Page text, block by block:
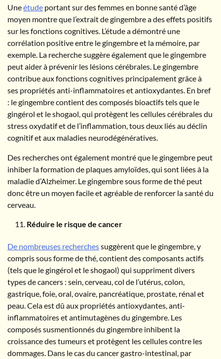
Uneétude portant sur des femmes en bonne santé d’âge
moyen montre que l’extrait de gingembre a des effets positifs
sur les fonctions cognitives. L’étude a démontré une
corrélation positive entre le gingembre et la mémoire, par
exemple. La recherche suggère également que le gingembre
peut aider à prévenir les lésions cérébrales. Le gingembre
contribue aux fonctions cognitives principalement grâce à
ses propriétés anti-inflammatoires et antioxydantes. En bref
: le gingembre contient des composés bioactifs tels que le
gingérol et le shogaol, qui protègent les cellules cérébrales du
stress oxydatif et de l’inflammation, tous deux liés au déclin
cognitif et aux maladies neurodégénératives.
Des recherches ont également montré que le gingembre peut
inhiber la formation de plaques amyloïdes, qui sont liées à la
maladie d’Alzheimer. Le gingembre sous forme de thé peut
donc être un moyen facile et agréable de renforcer la santé du
cerveau.
Réduire le risque de cancer
De nombreuses recherchessuggèrent que le gingembre, y
compris sous forme de thé, contient des composants actifs
(tels que le gingérol et le shogaol) qui suppriment divers
types de cancers : sein, cerveau, col de l’utérus, colon,
gastrique, foie, oral, ovaire, pancréatique, prostate, rénal et
peau. Cela est dû aux propriétés antioxydantes, anti-
inflammatoires et antimutagènes du gingembre. Les
composés susmentionnés du gingembre inhibent la
croissance des tumeurs et protègent les cellules contre les
dommages. Dans le cas du cancer gastro-intestinal, par